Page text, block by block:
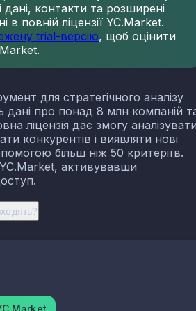
дані, контакти та розширені
в повній ліцензії YC.Market.
trial-версію, щоб оцінити
для стратегічного аналізу
дані про понад 8 млн компаній
ліцензія дає змогу
конкурентів і виявляти нові
більш ніж 50 критеріїв.
активувавши
порожнистого скла
скловолокна
й оброблення інших скляних
керамічних плиток і плит
цегли, черепиці та інших
випаленої глини
господарських і декоративних
виробів
керамічних санітарно-технічних
керамічних електроізоляторів та
арматури
інших керамічних виробів
вапна та гіпсових сумішей